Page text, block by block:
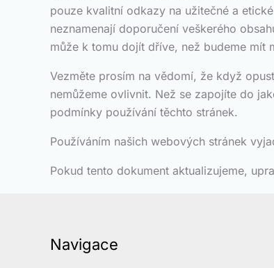
pouze kvalitní odkazy na užitečné a
neznamenají doporučení veškerého
může k tomu dojít dříve, než budeme mít
Vezměte prosím na vědomí, že když
nemůžeme ovlivnit. Než se zapojíte do
podmínky používání těchto stránek.
Používáním našich webových stránek
Pokud tento dokument aktualizujeme,
Navigace